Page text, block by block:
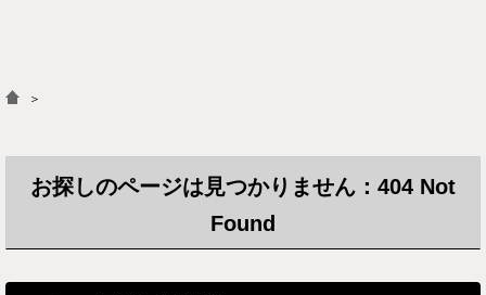
＞
お探しのページは見つかりません：404 Not
Found